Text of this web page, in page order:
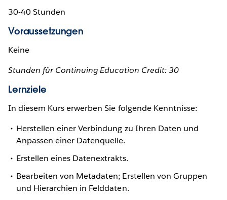
30-40 Stunden
Voraussetzungen
Keine
Stunden für Continuing Education Credit: 30
Lernziele
In diesem Kurs erwerben Sie folgende Kenntnisse:
Herstellen einer Verbindung zu Ihren Daten und
Anpassen einer Datenquelle.
Erstellen eines Datenextrakts.
Bearbeiten von Metadaten; Erstellen von Gruppen
und Hierarchien in Felddaten.